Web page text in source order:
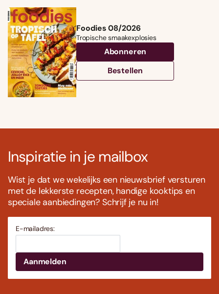
Foodies 08/2026
Tropische smaakexplosies
Abonneren
Bestellen
Inspiratie in je mailbox
Wist je dat we wekelijks een nieuwsbrief versturen
met de lekkerste recepten, handige kooktips en
speciale aanbiedingen? Schrijf je nu in!
E-mailadres: